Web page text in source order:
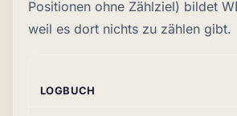
Positionen ohne Zählziel) bildet
weil es dort nichts zu zählen gibt.
LOGBUCH